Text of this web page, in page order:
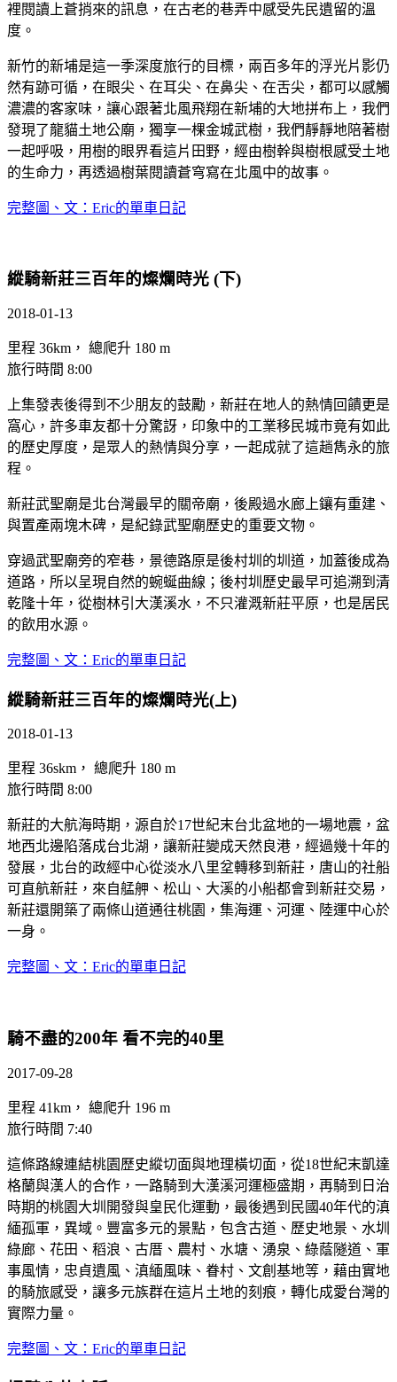
裡閱讀上蒼捎來的訊息，在古老的巷弄中感受先民遺留的溫
度。
新竹的新埔是這一季深度旅行的目標，兩百多年的浮光片影仍
然有跡可循，在眼尖、在耳尖、在鼻尖、在舌尖，都可以感觸
濃濃的客家味，讓心跟著北風飛翔在新埔的大地拼布上，我們
發現了龍貓土地公廟，獨享一棵金城武樹，我們靜靜地陪著樹
一起呼吸，用樹的眼界看這片田野，經由樹幹與樹根感受土地
的生命力，再透過樹葉閱讀蒼穹寫在北風中的故事。
完整圖、文：Eric的單車日記
縱騎新莊三百年的燦爛時光 (下)
2018-01-13
里程 36km， 總爬升 180 m
旅行時間 8:00
上集發表後得到不少朋友的鼓勵，新莊在地人的熱情回饋更是
窩心，許多車友都十分驚訝，印象中的工業移民城市竟有如此
的歷史厚度，是眾人的熱情與分享，一起成就了這趟雋永的旅
程。
新莊武聖廟是北台灣最早的關帝廟，後殿過水廊上鑲有重建、
與置產兩塊木碑，是紀錄武聖廟歷史的重要文物。
穿過武聖廟旁的窄巷，景德路原是後村圳的圳道，加蓋後成為
道路，所以呈現自然的蜿蜒曲線；後村圳歷史最早可追溯到清
乾隆十年，從樹林引大漢溪水，不只灌溉新莊平原，也是居民
的飲用水源。
完整圖、文：Eric的單車日記
縱騎新莊三百年的燦爛時光(上)
2018-01-13
里程 36skm， 總爬升 180 m
旅行時間 8:00
新莊的大航海時期，源自於17世紀末台北盆地的一場地震，盆
地西北邊陷落成台北湖，讓新莊變成天然良港，經過幾十年的
發展，北台的政經中心從淡水八里坌轉移到新莊，唐山的社船
可直航新莊，來自艋舺、松山、大溪的小船都會到新莊交易，
新莊還開築了兩條山道通往桃園，集海運、河運、陸運中心於
一身。
完整圖、文：Eric的單車日記
騎不盡的200年 看不完的40里
2017-09-28
里程 41km， 總爬升 196 m
旅行時間 7:40
這條路線連結桃園歷史縱切面與地理橫切面，從18世紀末凱達
格蘭與漢人的合作，一路騎到大漢溪河運極盛期，再騎到日治
時期的桃園大圳開發與皇民化運動，最後遇到民國40年代的滇
緬孤軍，異域。豐富多元的景點，包含古道、歷史地景、水圳
綠廊、花田、稻浪、古厝、農村、水塘、湧泉、綠蔭隧道、軍
事風情，忠貞遺風、滇緬風味、眷村、文創基地等，藉由實地
的騎旅感受，讓多元族群在這片土地的刻痕，轉化成愛台灣的
實際力量。
完整圖、文：Eric的單車日記